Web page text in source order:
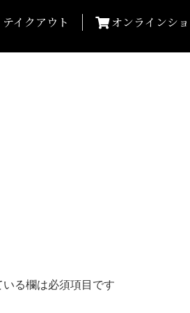
テイクアウト オンラインシ
いる欄は必須項目です